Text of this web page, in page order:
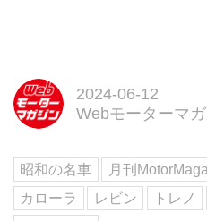
2024-06-12
Webモーターマ
昭和の名車 月刊
カローラ
レビン トレノ